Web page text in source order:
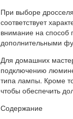
При выборе
соответствует
внимание на способ
дополнительными
Для домашних
подключению
типа лампы. Кроме
чтобы обеспечить
Содержание